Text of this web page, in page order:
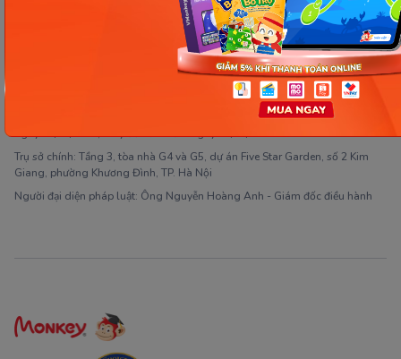
Công ty Cổ phần Early Start
Giấy phép ĐKKD số 0106651756 do Sở Kế hoạch và Đầu tư TP Hà Nội cấp
ngày 01/10/2014, thay đổi lần thứ 3 ngày 13/11/2020
Trụ sở chính: Tầng 3, tòa nhà G4 và G5, dự án Five Star Garden, số 2 Kim
Giang, phường Khương Đình, TP. Hà Nội
Người đại diện pháp luật: Ông Nguyễn Hoàng Anh - Giám đốc điều hành